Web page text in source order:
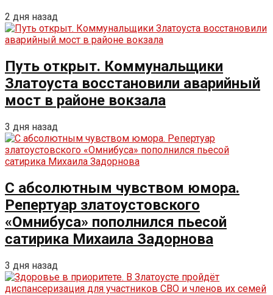
2 дня назад
Путь открыт. Коммунальщики
Златоуста восстановили аварийный
мост в районе вокзала
3 дня назад
С абсолютным чувством юмора.
Репертуар златоустовского
«Омнибуса» пополнился пьесой
сатирика Михаила Задорнова
3 дня назад